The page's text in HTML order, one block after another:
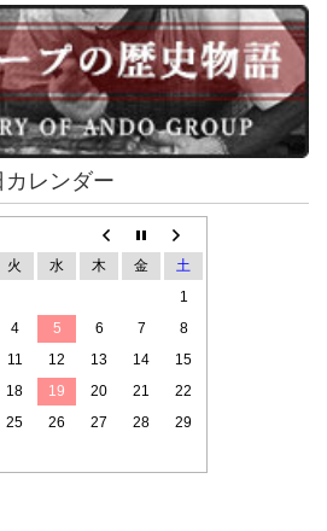
カレンダー
火 水 木 金
土
1
4 5 6 7
8
11 12 13 14
15
18 19 20 21
22
25 26 27 28
29